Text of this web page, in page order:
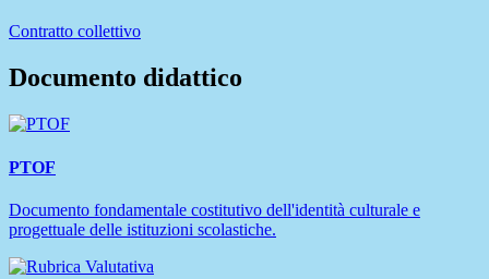
Contratto collettivo
Documento didattico
PTOF
Documento fondamentale costitutivo dell'identità culturale e
progettuale delle istituzioni scolastiche.